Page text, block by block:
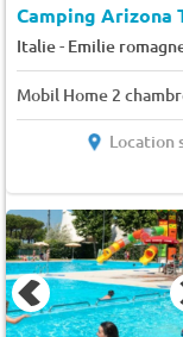
Camping Arizona
Italie- Emilie
Mobil Home 2
Location